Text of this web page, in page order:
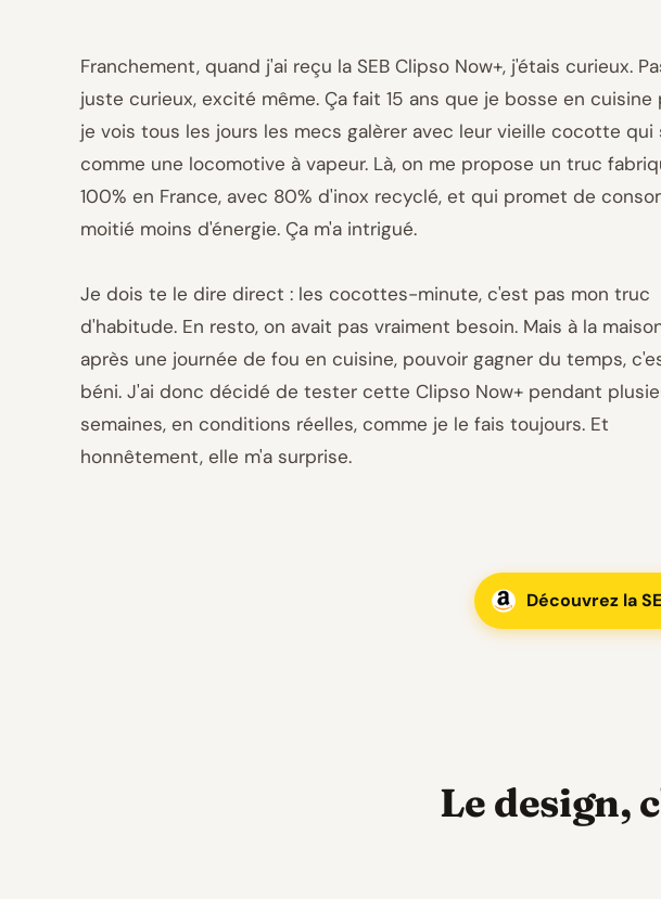
Franchement, quand j'ai reçu la SEB Clipso Now+, j'étais curieux.
juste curieux, excité même. Ça fait 15 ans que je bosse en cuisine
je vois tous les jours les mecs galèrer avec leur vieille cocotte qui
comme une locomotive à vapeur. Là, on me propose un truc
100% en France, avec 80% d'inox recyclé, et qui promet de
moitié moins d'énergie. Ça m'a intrigué.
Je dois te le dire direct : les cocottes-minute, c'est pas mon truc
d'habitude. En resto, on avait pas vraiment besoin. Mais à la
après une journée de fou en cuisine, pouvoir gagner du temps,
béni. J'ai donc décidé de tester cette Clipso Now+ pendant
semaines, en conditions réelles, comme je le fais toujours. Et
honnêtement, elle m'a surprise.
Découvrez la
Le design,